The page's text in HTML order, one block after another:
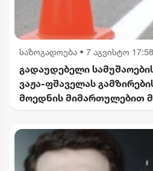
საზოგადოება • 7 აგვისტო 17:58
გადაუდებელი
ვაჟა-ფშაველას
მოედნის მიმართულებით